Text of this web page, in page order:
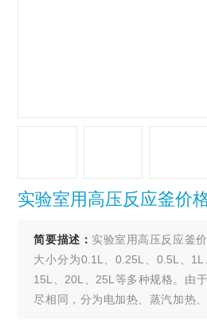
实验室用高压反应釜价
简要描述： 实验室用高压反应釜
大小分为0.1L、0.25L、0.5L、1L
15L、20L、25L等多种规格。由
尽相同，分为电加热、蒸汽加热